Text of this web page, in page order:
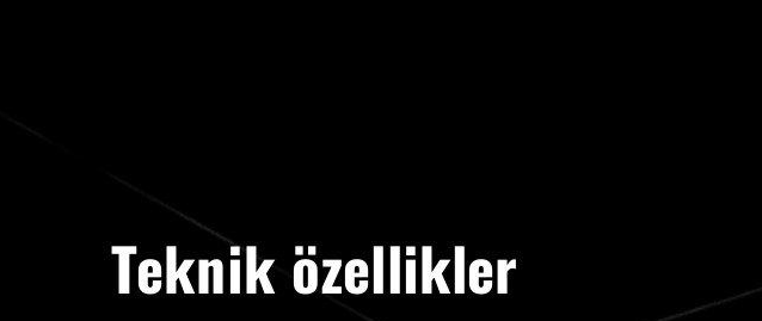
Teknik özellikler